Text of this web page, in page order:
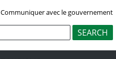
Communiquer avec le gouvernement